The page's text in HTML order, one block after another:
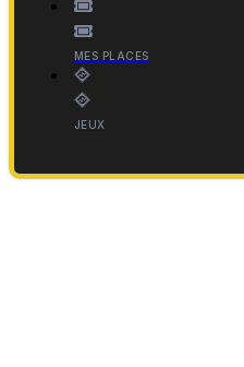
MES PLACES
JEUX